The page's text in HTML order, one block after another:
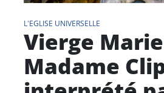
L'EGLISE UNIVERSELLE
Vierge
Madame